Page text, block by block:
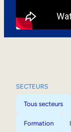
SECTEURS
Tous secteurs
Formation